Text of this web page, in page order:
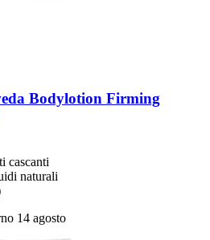
Bodylotion Firming
cascanti
naturali
14 agosto